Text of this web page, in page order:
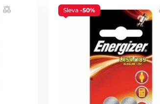
Sleva -50%